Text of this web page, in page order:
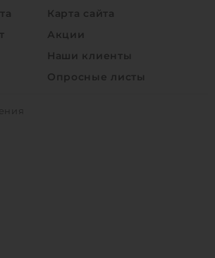
Карта сайта
Акции
Наши клиенты
Опросные листы